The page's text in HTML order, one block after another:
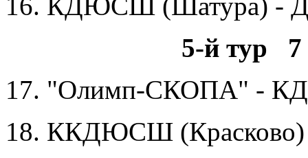
5-й тур 7
17. "Олимп-СКОПА" -
18. ККДЮСШ